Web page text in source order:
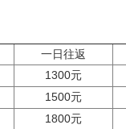
一日往返
1300元
1500元
1800元